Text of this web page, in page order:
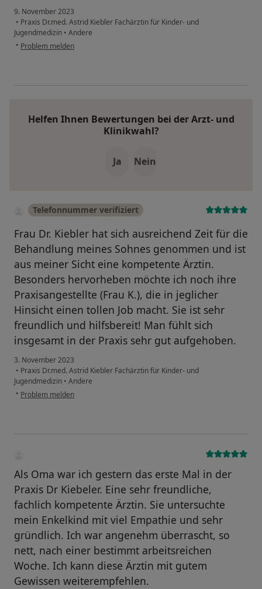
9. November 2023
• Praxis Dr.med. Astrid Kiebler Fachärztin für Kinder- und
Jugendmedizin • Andere
• Problem melden
Helfen Ihnen Bewertungen bei der Arzt- und
Klinikwahl?
Ja Nein
Telefonnummer verifiziert
Frau Dr. Kiebler hat sich ausreichend Zeit für die
Behandlung meines Sohnes genommen und ist
aus meiner Sicht eine kompetente Ärztin.
Besonders hervorheben möchte ich noch ihre
Praxisangestellte (Frau K.), die in jeglicher
Hinsicht einen tollen Job macht. Sie ist sehr
freundlich und hilfsbereit! Man fühlt sich
insgesamt in der Praxis sehr gut aufgehoben.
3. November 2023
• Praxis Dr.med. Astrid Kiebler Fachärztin für Kinder- und
Jugendmedizin • Andere
• Problem melden
Als Oma war ich gestern das erste Mal in der
Praxis Dr Kiebeler. Eine sehr freundliche,
fachlich kompetente Ärztin. Sie untersuchte
mein Enkelkind mit viel Empathie und sehr
gründlich. Ich war angenehm überrascht, so
nett, nach einer bestimmt arbeitsreichen
Woche. Ich kann diese Ärztin mit gutem
Gewissen weiterempfehlen.